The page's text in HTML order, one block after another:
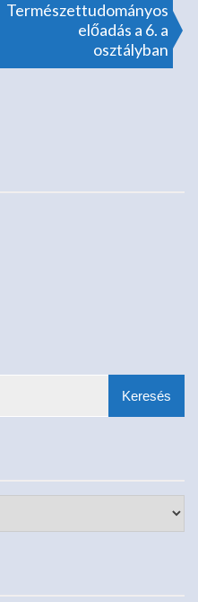
Természettudományos
előadás a 6. a
osztályban